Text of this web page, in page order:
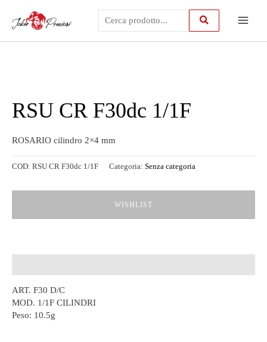
contenuto
RSU CR F30dc 1/1F
ROSARIO cilindro 2×4 mm
COD: RSU CR F30dc 1/1F Categoria: Senza categoria
WISHLIST
ART. F30 D/C
MOD. 1/1F CILINDRI
Peso: 10.5g